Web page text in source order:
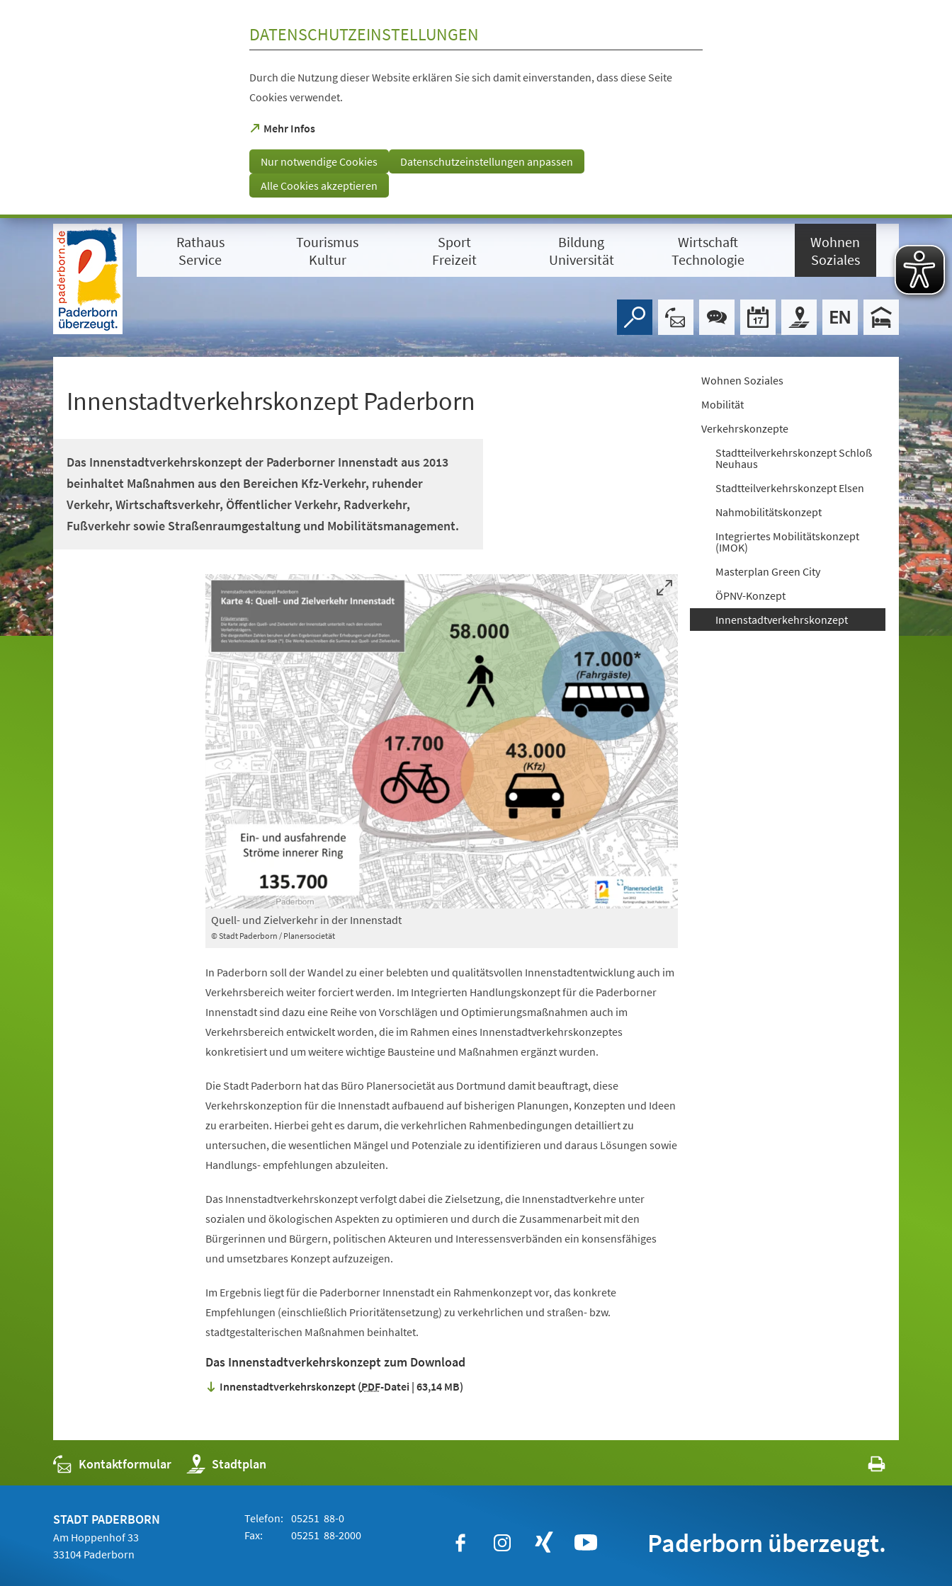
Visuelle
Assistenzsoftware
+
DATENSCHUTZEINSTELLUNGEN
Durch die Nutzung dieser Website erklären Sie sich damit einverstanden, dass diese Seite
Cookies verwendet.
Mehr Infos
(Öffnet
einem
neuen
Tab)
Nur notwendige Cookies
Datenschutzeinstellungen anpassen
Alle Cookies akzeptieren
Rathaus
Service
Tourismus
Kultur
Sport
Freizeit
Bildung
Universität
Wirtschaft
Technologie
Wohnen
Soziales
Innenstadtverkehrskonzept Paderborn
Das Innenstadtverkehrskonzept der Paderborner Innenstadt aus 2013
beinhaltet Maßnahmen aus den Bereichen Kfz-Verkehr, ruhender
Verkehr, Wirtschaftsverkehr, Öffentlicher Verkehr, Radverkehr,
Fußverkehr sowie Straßenraumgestaltung und Mobilitätsmanagement.
© Stadt Paderborn / Planersocietät
Quell- und Zielverkehr in der Innenstadt
In Paderborn soll der Wandel zu einer belebten und qualitätsvollen Innenstadtentwicklung auch im
Verkehrsbereich weiter forciert werden. Im Integrierten Handlungskonzept für die Paderborner
Innenstadt sind dazu eine Reihe von Vorschlägen und Optimierungs­maßnahmen auch im
Verkehrsbereich entwickelt worden, die im Rahmen eines Innenstadtverkehrskonzeptes
konkretisiert und um weitere wichtige Bausteine und Maßnahmen ergänzt wurden.
Die Stadt Paderborn hat das Büro Planersocietät aus Dortmund damit beauftragt, diese
Verkehrskonzeption für die Innenstadt aufbauend auf bisherigen Planungen, Konzepten und Ideen
zu erarbeiten. Hierbei geht es darum, die verkehrlichen Rahmenbedingungen detailliert zu
untersuchen, die wesentlichen Mängel und Potenziale zu identifizieren und daraus Lösungen sowie
Handlungs- empfehlungen abzuleiten.
Das Innenstadtverkehrskonzept verfolgt dabei die Zielsetzung, die Innenstadtverkehre unter
sozialen und ökologischen Aspekten zu optimieren und durch die Zusammenarbeit mit den
Bürgerinnen und Bürgern, politischen Akteuren und Interessensverbänden ein konsensfähiges
und umsetzbares Konzept aufzuzeigen.
Im Ergebnis liegt für die Paderborner Innenstadt ein Rahmenkonzept vor, das konkrete
Empfehlungen (einschließlich Prioritätensetzung) zu verkehrlichen und straßen- bzw.
stadtgestalterischen Maßnahmen beinhaltet.
Das Innenstadtverkehrskonzept zum Download
Innenstadtverkehrskonzept PDF-Datei 63,14 MB
Wohnen Soziales
Mobilität
Verkehrskonzepte
Stadtteilverkehrskonzept Schloß
Neuhaus
Stadtteilverkehrskonzept Elsen
Nahmobilitätskonzept
Integriertes Mobilitätskonzept
(IMOK)
Masterplan Green City
ÖPNV-Konzept
Innenstadtverkehrskonzept
Kontaktformular Stadtplan
(Öffnet
in
einem
STADT PADERBORN
Am Hoppenhof 33
33104 Paderborn
Telefon: 05251 88-0
Fax:
05251 88-2000 Paderborn überzeugt.